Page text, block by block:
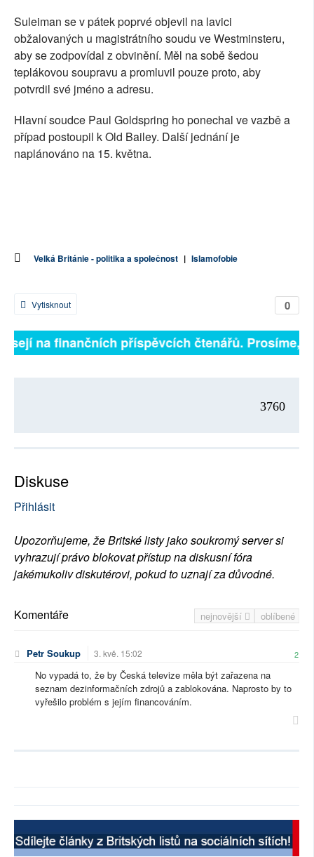
Suleiman se v pátek poprvé objevil na lavici
obžalovaných u magistrátního soudu ve Westminsteru,
aby se zodpovídal z obvinění. Měl na sobě šedou
teplákovou soupravu a promluvil pouze proto, aby
potvrdil své jméno a adresu.
Hlavní soudce Paul Goldspring ho ponechal ve vazbě a
případ postoupil k Old Bailey. Další jednání je
naplánováno na 15. května.
Velká Británie - politika a společnost | Islamofobie
0
Vytisknout
na finančních příspěvcích čtenářů. Prosíme,
3760
Diskuse
Přihlásit
Upozorňujeme, že Britské listy jako soukromý server si
vyhrazují právo blokovat přístup na diskusní fóra
jakémukoliv diskutérovi, pokud to uznají za důvodné.
nejnovější oblíbené
Komentáře
Petr Soukup 3. kvě. 15:02 2
No vypadá to, že by Česká televize měla být zařazena na
seznam dezinformačních zdrojů a zablokována. Naprosto by to
vyřešilo problém s jejím financováním.